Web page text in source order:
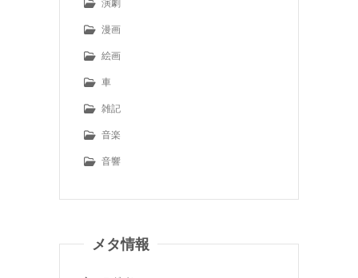
演劇
漫画
絵画
車
雑記
音楽
音響
メタ情報